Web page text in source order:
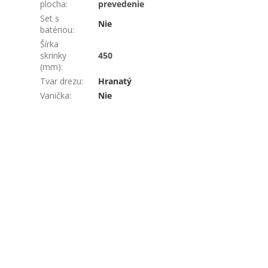
plocha:
prevedenie
Set s
batériou:
Nie
Šírka
skrinky
(mm):
450
Tvar drezu:
Hranatý
Vanička: Nie